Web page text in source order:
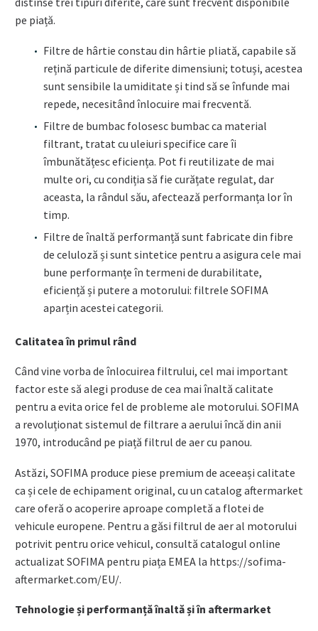
pe piață.
Filtre de hârtie constau din hârtie pliată, capabile să
rețină particule de diferite dimensiuni; totuși, acestea
sunt sensibile la umiditate și tind să se înfunde mai
repede, necesitând înlocuire mai frecventă.
Filtre de bumbac folosesc bumbac ca material
filtrant, tratat cu uleiuri specifice care îi
îmbunătățesc eficiența. Pot fi reutilizate de mai
multe ori, cu condiția să fie curățate regulat, dar
aceasta, la rândul său, afectează performanța lor în
timp.
Filtre de înaltă performanță sunt fabricate din fibre
de celuloză și sunt sintetice pentru a asigura cele mai
bune performanțe în termeni de durabilitate,
eficiență și putere a motorului: filtrele SOFIMA
aparțin acestei categorii.
Calitatea în primul rând
Când vine vorba de înlocuirea filtrului, cel mai important
factor este să alegi produse de cea mai înaltă calitate
pentru a evita orice fel de probleme ale motorului. SOFIMA
a revoluționat sistemul de filtrare a aerului încă din anii
1970, introducând pe piață filtrul de aer cu panou.
Astăzi, SOFIMA produce piese premium de aceeași calitate
ca și cele de echipament original, cu un catalog aftermarket
care oferă o acoperire aproape completă a flotei de
vehicule europene. Pentru a găsi filtrul de aer al motorului
potrivit pentru orice vehicul, consultă catalogul online
actualizat SOFIMA pentru piața EMEA la https://sofima-
aftermarket.com/EU/.
Tehnologie și performanță înaltă și în aftermarket